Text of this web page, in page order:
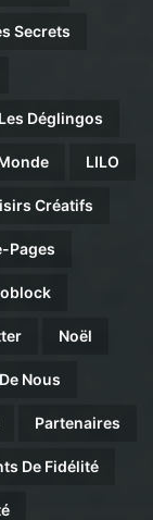
Secrets
Les Déglingos
LILO
Créatifs
Pages
Noël
Nous
Partenaires
De Fidélité